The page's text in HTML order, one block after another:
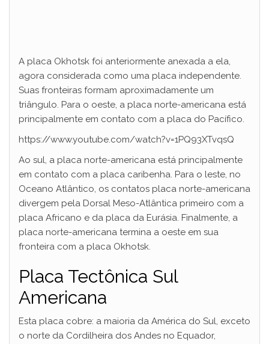
A placa Okhotsk foi anteriormente anexada a ela,
agora considerada como uma placa independente.
Suas fronteiras formam aproximadamente um
triângulo. Para o oeste, a placa norte-americana está
principalmente em contato com a placa do Pacífico.
https://www.youtube.com/watch?v=1PQ93XTvqsQ
Ao sul, a placa norte-americana está principalmente
em contato com a placa caribenha. Para o leste, no
Oceano Atlântico, os contatos placa norte-americana
divergem pela Dorsal Meso-Atlântica primeiro com a
placa Africano e da placa da Eurásia. Finalmente, a
placa norte-americana termina a oeste em sua
fronteira com a placa Okhotsk.
Placa Tectônica Sul
Americana
Esta placa cobre: a maioria da América do Sul, exceto
o norte da Cordilheira dos Andes no Equador,